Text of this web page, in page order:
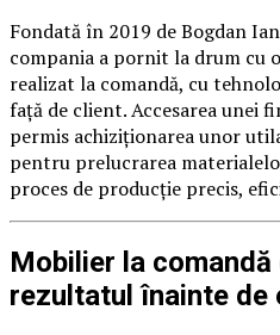
Fondată în 2019 de Bogdan
compania a pornit la drum cu
realizat la comandă, cu
față de client. Accesarea unei
permis achiziționarea unor
pentru prelucrarea
proces de producție precis,
Mobilier la
rezultatul înainte de